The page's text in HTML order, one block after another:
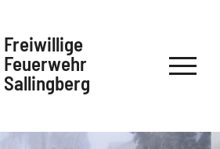
Freiwillige
Feuerwehr
Sallingberg